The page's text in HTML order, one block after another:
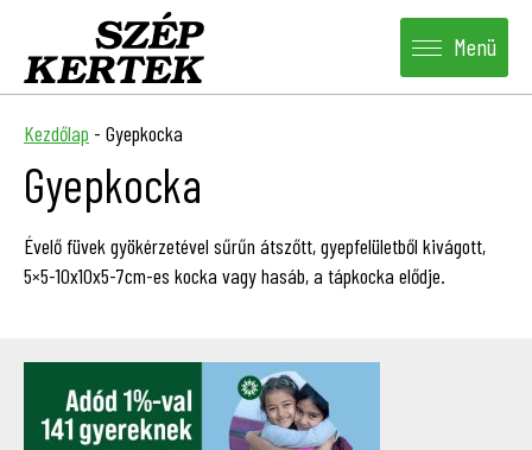
Menü
Kezdőlap - Gyepkocka
Gyepkocka
Évelő füvek gyökérzetével sűrűn átszőtt, gyepfelületből kivágott,
5×5-10x10x5-7cm-es kocka vagy hasáb, a tápkocka elődje.